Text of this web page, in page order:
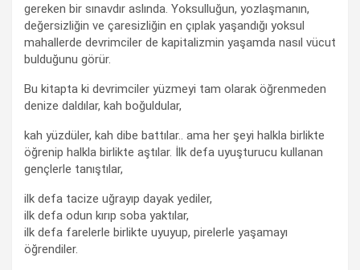
gereken bir sınavdır aslında. Yoksulluğun, yozlaşmanın,
değersizliğin ve çaresizliğin en çıplak yaşandığı yoksul
mahallerde devrimciler de kapitalizmin yaşamda nasıl vücut
bulduğunu görür.
Bu kitapta ki devrimciler yüzmeyi tam olarak öğrenmeden
denize daldılar, kah boğuldular,
kah yüzdüler, kah dibe battılar.. ama her şeyi halkla birlikte
öğrenip halkla birlikte aştılar. İlk defa uyuşturucu kullanan
gençlerle tanıştılar,
ilk defa tacize uğrayıp dayak yediler,
ilk defa odun kırıp soba yaktılar,
ilk defa farelerle birlikte uyuyup, pirelerle yaşamayı
öğrendiler.